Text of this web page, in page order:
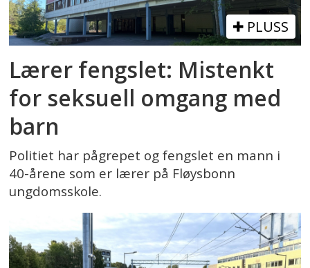
PLUSS
Lærer fengslet: Mistenkt
for seksuell omgang med
barn
Politiet har pågrepet og fengslet en mann i
40-årene som er lærer på Fløysbonn
ungdomsskole.